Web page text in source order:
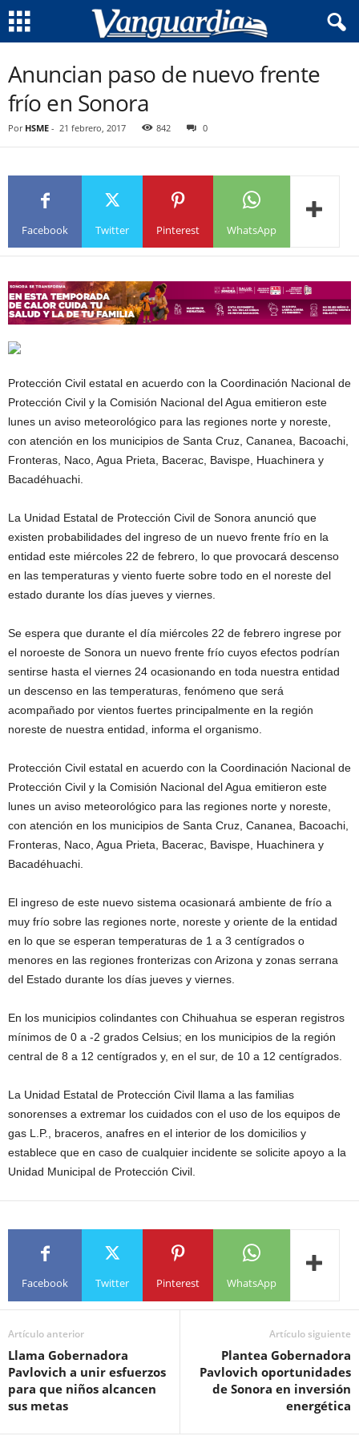
Anuncian paso de nuevo frente
frío en Sonora
Por HSME - 21 febrero, 2017 842 0
Facebook Twitter Pinterest WhatsApp
Protección Civil estatal en acuerdo con la Coordinación Nacional de
Protección Civil y la Comisión Nacional del Agua emitieron este
lunes un aviso meteorológico para las regiones norte y noreste,
con atención en los municipios de Santa Cruz, Cananea, Bacoachi,
Fronteras, Naco, Agua Prieta, Bacerac, Bavispe, Huachinera y
Bacadéhuachi.
La Unidad Estatal de Protección Civil de Sonora anunció que
existen probabilidades del ingreso de un nuevo frente frío en la
entidad este miércoles 22 de febrero, lo que provocará descenso
en las temperaturas y viento fuerte sobre todo en el noreste del
estado durante los días jueves y viernes.
Se espera que durante el día miércoles 22 de febrero ingrese por
el noroeste de Sonora un nuevo frente frío cuyos efectos podrían
sentirse hasta el viernes 24 ocasionando en toda nuestra entidad
un descenso en las temperaturas, fenómeno que será
acompañado por vientos fuertes principalmente en la región
noreste de nuestra entidad, informa el organismo.
Protección Civil estatal en acuerdo con la Coordinación Nacional de
Protección Civil y la Comisión Nacional del Agua emitieron este
lunes un aviso meteorológico para las regiones norte y noreste,
con atención en los municipios de Santa Cruz, Cananea, Bacoachi,
Fronteras, Naco, Agua Prieta, Bacerac, Bavispe, Huachinera y
Bacadéhuachi.
El ingreso de este nuevo sistema ocasionará ambiente de frío a
muy frío sobre las regiones norte, noreste y oriente de la entidad
en lo que se esperan temperaturas de 1 a 3 centígrados o
menores en las regiones fronterizas con Arizona y zonas serrana
del Estado durante los días jueves y viernes.
En los municipios colindantes con Chihuahua se esperan registros
mínimos de 0 a -2 grados Celsius; en los municipios de la región
central de 8 a 12 centígrados y, en el sur, de 10 a 12 centígrados.
La Unidad Estatal de Protección Civil llama a las familias
sonorenses a extremar los cuidados con el uso de los equipos de
gas L.P., braceros, anafres en el interior de los domicilios y
establece que en caso de cualquier incidente se solicite apoyo a la
Unidad Municipal de Protección Civil.
Facebook Twitter Pinterest WhatsApp
Artículo anterior
Llama Gobernadora
Pavlovich a unir esfuerzos
para que niños alcancen
sus metas
Artículo siguiente
Plantea Gobernadora
Pavlovich oportunidades
de Sonora en inversión
energética